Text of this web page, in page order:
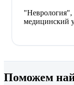
"Неврология",
медицинский
Поможем